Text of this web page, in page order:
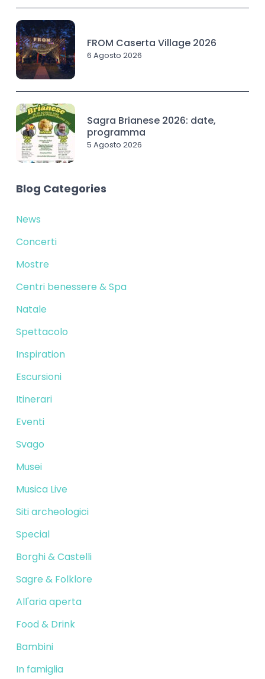
FROM Caserta Village 2026
6 Agosto 2026
Sagra Brianese 2026: date,
programma
5 Agosto 2026
Blog Categories
News
Concerti
Mostre
Centri benessere & Spa
Natale
Spettacolo
Inspiration
Escursioni
Itinerari
Eventi
Svago
Musei
Musica Live
Siti archeologici
Special
Borghi & Castelli
Sagre & Folklore
All'aria aperta
Food & Drink
Bambini
In famiglia